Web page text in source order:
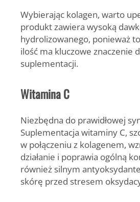
Wybierając kolagen, warto
produkt zawiera wysoką
hydrolizowanego, ponieważ
ilość ma kluczowe znaczenie
suplementacji.
Witamina C
Niezbędna do prawidłowej
Suplementacja witaminy C,
w połączeniu z kolagenem,
działanie i poprawia ogólną
również silnym
skórę przed stresem